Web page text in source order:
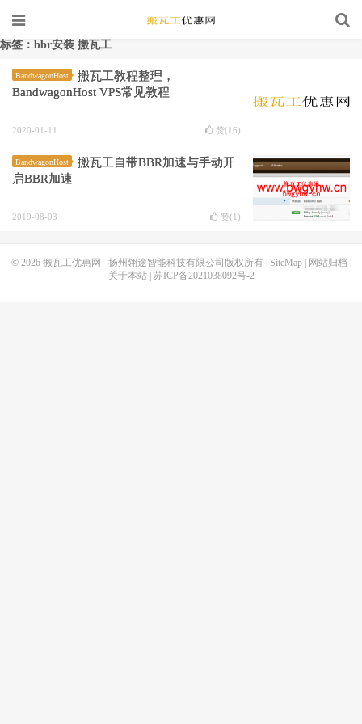
标签：bbr安装 搬瓦工
BandwagonHost
搬瓦工教程整理，
BandwagonHost VPS常见教程
2020-01-11 赞(16)
BandwagonHost
搬瓦工自带BBR加速与手动开
启BBR加速
2019-08-03 赞(1 )
© 2026 搬瓦工优惠网 扬州翎途智能科技有限公司版权所有 | SiteMap| 网站归档
关于本站| 苏ICP备2021038092号-2